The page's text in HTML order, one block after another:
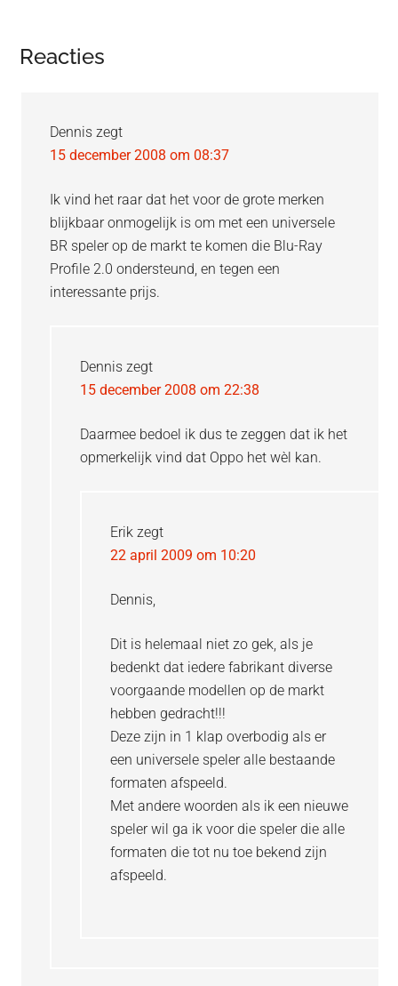
Lees
Reacties
Dennis zegt
15 december 2008 om 08:37
Ik vind het raar dat het voor de grote merken
blijkbaar onmogelijk is om met een universele
BR speler op de markt te komen die Blu-Ray
Profile 2.0 ondersteund, en tegen een
interessante prijs.
Dennis zegt
15 december 2008 om 22:38
Daarmee bedoel ik dus te zeggen dat ik het
opmerkelijk vind dat Oppo het wèl kan.
Erik zegt
22 april 2009 om 10:20
Dennis,
Dit is helemaal niet zo gek, als je
bedenkt dat iedere fabrikant diverse
voorgaande modellen op de markt
hebben gedracht!!!
Deze zijn in 1 klap overbodig als er
een universele speler alle bestaande
formaten afspeeld.
Met andere woorden als ik een nieuwe
speler wil ga ik voor die speler die alle
formaten die tot nu toe bekend zijn
afspeeld.